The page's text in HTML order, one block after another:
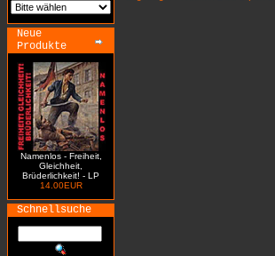
Neue
Produkte
Namenlos - Freiheit,
Gleichheit,
Brüderlichkeit! - LP
14.00EUR
Schnellsuche